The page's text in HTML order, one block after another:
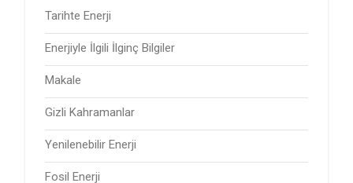
Tarihte Enerji
Enerjiyle İlgili İlginç Bilgiler
Makale
Gizli Kahramanlar
Yenilenebilir Enerji
Fosil Enerji